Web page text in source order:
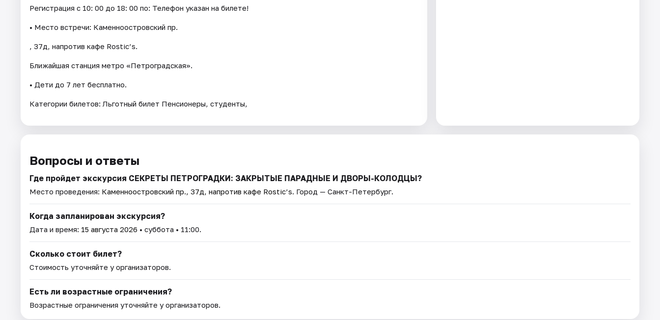
Регистрация с 10: 00 до 18: 00 по: Телефон указан на билете!
• Место встречи: Каменноостровский пр.
, 37д, напротив кафе Rostic’s.
Ближайшая станция метро «Петроградская».
• Дети до 7 лет бесплатно.
Категории билетов: Льготный билет Пенсионеры, студенты,
Вопросы и ответы
Где пройдет экскурсия СЕКРЕТЫ ПЕТРОГРАДКИ: ЗАКРЫТЫЕ ПАРАДНЫЕ И ДВОРЫ-КОЛОДЦЫ?
Место проведения: Каменноостровский пр., 37д, напротив кафе Rostic’s. Город — Санкт-Петербург.
Когда запланирован экскурсия?
Дата и время: 15 августа 2026 • суббота • 11:00.
Сколько стоит билет?
Стоимость уточняйте у организаторов.
Есть ли возрастные ограничения?
Возрастные ограничения уточняйте у организаторов.